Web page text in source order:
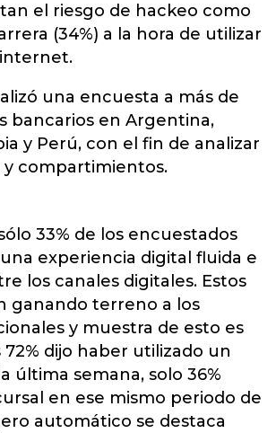
el riesgo de hackeo como
(34%) a la hora de utilizar
una encuesta a más de
bancarios en Argentina,
y Perú, con el fin de analizar
y compartimientos.
33% de los encuestados
experiencia digital fluida e
los canales digitales. Estos
ganando terreno a los
y muestra de esto es
dijo haber utilizado un
última semana, solo 36%
en ese mismo periodo de
automático se destaca